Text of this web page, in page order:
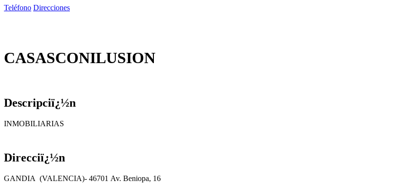
Teléfono Direcciones
CASASCONILUSION
Descripciï¿½n
INMOBILIARIAS
Direcciï¿½n
GANDIA (VALENCIA)- 46701 Av. Beniopa, 16